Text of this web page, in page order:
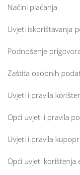
Načini plaćanja
Uvjeti iskorištavanja
Podnošenje
Zaštita osobnih
Uvjeti i pravila
Opći uvjeti i pravila
Uvjeti i pravila
Opći uvjeti korištenja